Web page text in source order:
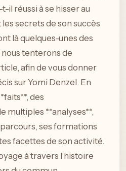
il réussi à se hisser au
secrets de son succès
là quelques-unes des
tenterons de
afin de vous donner
sur Yomi Denzel. En
des
multiples **analyses**,
ses formations
facettes de son activité.
à travers l’histoire